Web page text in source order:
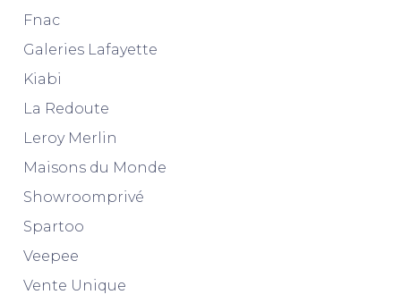
Fnac
Galeries Lafayette
Kiabi
La Redoute
Leroy Merlin
Maisons du Monde
Showroomprivé
Spartoo
Veepee
Vente Unique